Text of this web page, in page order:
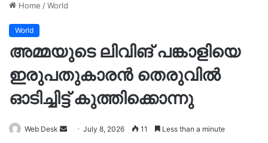
Home /World
World
അമ്മയുടെ ലിവിങ് പങ്കാളിയെ
ഇരുപതുകാരൻ തെരുവിൽ
ഓടിച്ചിട്ട് കുത്തിക്കൊന്നു
Web Desk
SendJuly 8, 2026 11 Less than a minute